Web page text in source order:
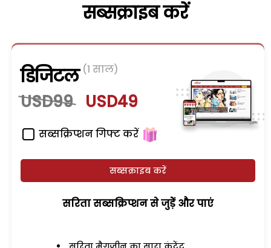
सब्सक्राइब करें
डिजिटल (1 साल)
USD99 USD49
सब्सक्रिप्शन गिफ्ट करें
सब्सक्राइब करें
सरिता सब्सक्रिप्शन से जुड़ेें और पाएं